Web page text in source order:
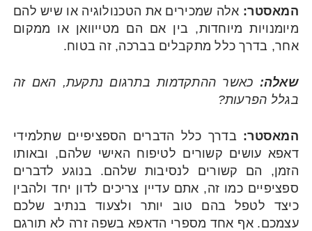
המאסטר: אלה שמכירים את הטכנולוגיה או שיש להם
מיומנויות מיוחדות, בין אם הם מטייוואן או ממקום
אחר, בדרך כלל מתקבלים בברכה, זה בטוח.
שאלה: כאשר ההתקדמות בתרגום נתקעת, האם זה
בגלל הפרעות?
המאסטר:בדרך כלל הדברים הספציפיים שתלמידי
דאפא עושים קשורים לטיפוח האישי שלהם, ובאותו
הזמן, הם קשורים לנסיבות שלהם. בנוגע לדברים
ספציפיים כמו זה, אתם עדיין צריכים לדון יחד ולהבין
כיצד לטפל בהם טוב יותר ולצעוד בנתיב שלכם
עצמכם. אף אחד מספרי הדאפא בשפה זרה לא תורגם